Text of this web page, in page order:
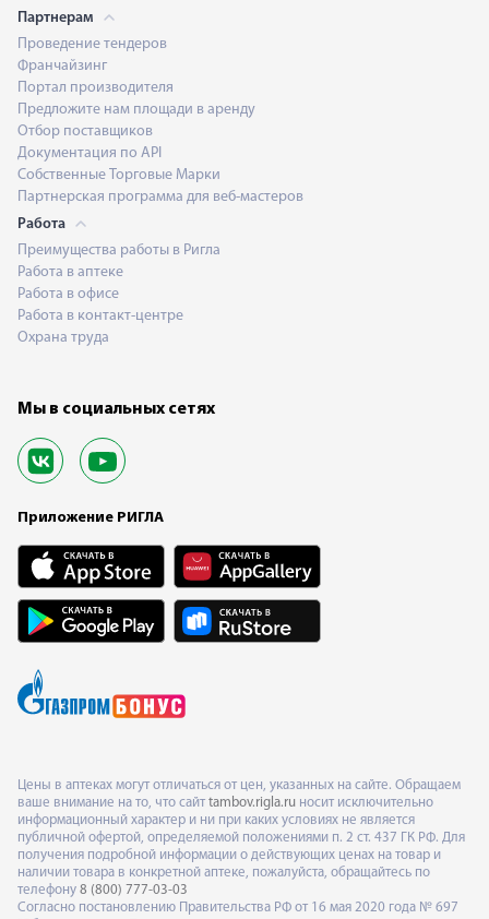
Партнерам
Проведение тендеров
Франчайзинг
Портал производителя
Предложите нам площади в аренду
Отбор поставщиков
Документация по API
Собственные Торговые Марки
Партнерская программа для веб-мастеров
Работа
Преимущества работы в Ригла
Работа в аптеке
Работа в офисе
Работа в контакт-центре
Охрана труда
Мы в социальных сетях
Приложение РИГЛА
Цены в аптеках могут отличаться от цен, указанных на сайте. Обращаем
ваше внимание на то, что сайт tambov.rigla.ru носит исключительно
информационный характер и ни при каких условиях не является
публичной офертой, определяемой положениями п. 2 ст. 437 ГК РФ. Для
получения подробной информации о действующих ценах на товар и
наличии товара в конкретной аптеке, пожалуйста, обращайтесь по
телефону 8 (800) 777-03-03
Согласно постановлению Правительства РФ от 16 мая 2020 года № 697